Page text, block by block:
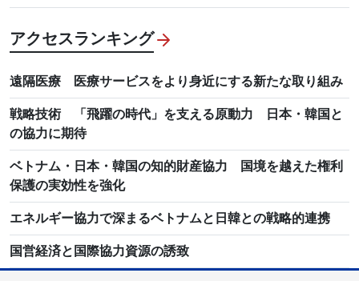
アクセスランキング
遠隔医療 医療サービスをより身近にする新たな取り組み
戦略技術 「飛躍の時代」を支える原動力 日本・韓国と
の協力に期待
ベトナム・日本・韓国の知的財産協力 国境を越えた権利
保護の実効性を強化
エネルギー協力で深まるベトナムと日韓との戦略的連携
国営経済と国際協力資源の誘致